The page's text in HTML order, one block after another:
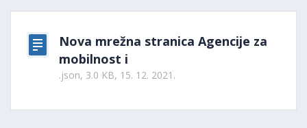
Nova mrežna stranica Agencije za
mobilnost i
.json, 3.0 KB, 15. 12. 2021.